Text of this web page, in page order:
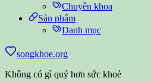
Chuyên khoa
Sản phẩm
Danh mục
songkhoe.org
Không có gì quý hơn sức khoẻ